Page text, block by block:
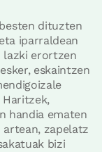
dituzten
iparraldean
lazki erortzen
eskaintzen
handia ematen
artean, zapelatz
bizi